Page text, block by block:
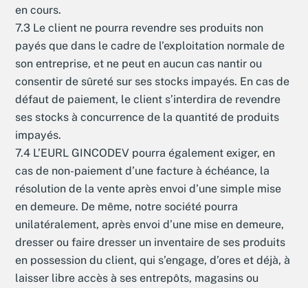
en cours.
7.3 Le client ne pourra revendre ses produits non
payés que dans le cadre de l’exploitation normale de
son entreprise, et ne peut en aucun cas nantir ou
consentir de sûreté sur ses stocks impayés. En cas de
défaut de paiement, le client s’interdira de revendre
ses stocks à concurrence de la quantité de produits
impayés.
7.4 L’EURL GINCODEV pourra également exiger, en
cas de non-paiement d’une facture à échéance, la
résolution de la vente après envoi d’une simple mise
en demeure. De même, notre société pourra
unilatéralement, après envoi d’une mise en demeure,
dresser ou faire dresser un inventaire de ses produits
en possession du client, qui s’engage, d’ores et déjà, à
laisser libre accès à ses entrepôts, magasins ou